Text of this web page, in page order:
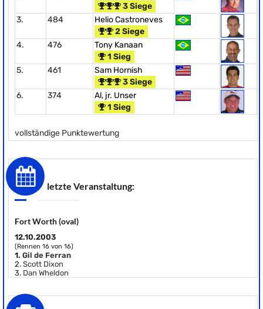
3 Siege
3.
484
Helio Castroneves
2 Siege
4.
476
Tony Kanaan
1 Sieg
5.
461
Sam Hornish
3 Siege
6.
374
Al, jr. Unser
1 Sieg
vollständige Punktewertung
letzte Veranstaltung:
Fort Worth (oval)
12.10.2003
(Rennen 16 von 16)
1. Gil de Ferran
2. Scott Dixon
3. Dan Wheldon